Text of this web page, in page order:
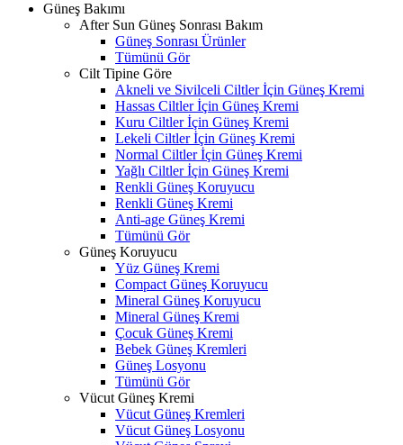
Güneş Bakımı
After Sun Güneş Sonrası Bakım
Güneş Sonrası Ürünler
Tümünü Gör
Cilt Tipine Göre
Akneli ve Sivilceli Ciltler İçin Güneş Kremi
Hassas Ciltler İçin Güneş Kremi
Kuru Ciltler İçin Güneş Kremi
Lekeli Ciltler İçin Güneş Kremi
Normal Ciltler İçin Güneş Kremi
Yağlı Ciltler İçin Güneş Kremi
Renkli Güneş Koruyucu
Renkli Güneş Kremi
Anti-age Güneş Kremi
Tümünü Gör
Güneş Koruyucu
Yüz Güneş Kremi
Compact Güneş Koruyucu
Mineral Güneş Koruyucu
Mineral Güneş Kremi
Çocuk Güneş Kremi
Bebek Güneş Kremleri
Güneş Losyonu
Tümünü Gör
Vücut Güneş Kremi
Vücut Güneş Kremleri
Vücut Güneş Losyonu